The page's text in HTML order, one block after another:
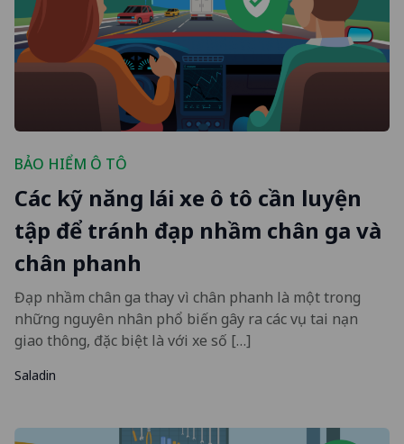
BẢO HIỂM Ô TÔ
Các kỹ năng lái xe ô tô cần luyện
tập để tránh đạp nhầm chân ga và
chân phanh
Đạp nhầm chân ga thay vì chân phanh là một trong
những nguyên nhân phổ biến gây ra các vụ tai nạn
giao thông, đặc biệt là với xe số […]
Saladin